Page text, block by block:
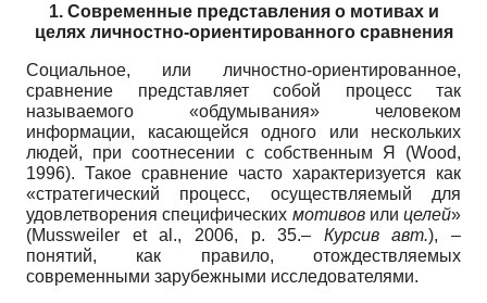
1. Современные представления о мотивах и
целях личностно-ориентированного сравнения
Социальное, или личностно-ориентированное,
сравнение представляет собой процесс так
называемого «обдумывания» человеком
информации, касающейся одного или нескольких
людей, при соотнесении с собственным Я (Wood,
1996). Такое сравнение часто характеризуется как
«стратегический процесс, осуществляемый для
удовлетворения специфических мотивовили целей»
(Mussweiler et al., 2006, р. 35.– Курсив авт.), –
понятий, как правило, отождествляемых
современными зарубежными исследователями.